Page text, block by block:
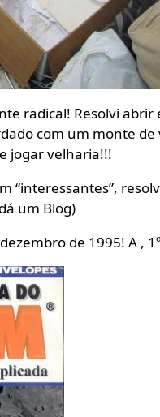
radical! Resolvi
com um monte de
jogar velharia!!!
“interessantes”,
um Blog)
de 1995! A ,